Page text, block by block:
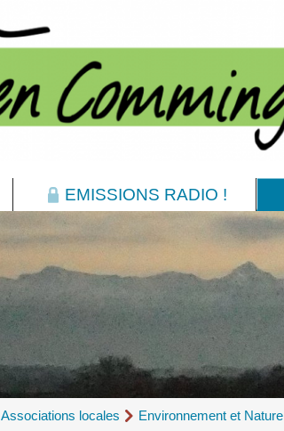
EMISSIONS RADIO !
Associations locales Environnement et Nature